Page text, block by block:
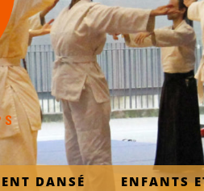
DANSÉ ENFANTS